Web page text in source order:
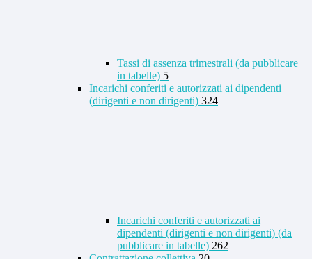
Tassi di assenza trimestrali (da pubblicare
in tabelle) 5
Incarichi conferiti e autorizzati ai dipendenti
(dirigenti e non dirigenti) 324
Incarichi conferiti e autorizzati ai
dipendenti (dirigenti e non dirigenti) (da
pubblicare in tabelle) 262